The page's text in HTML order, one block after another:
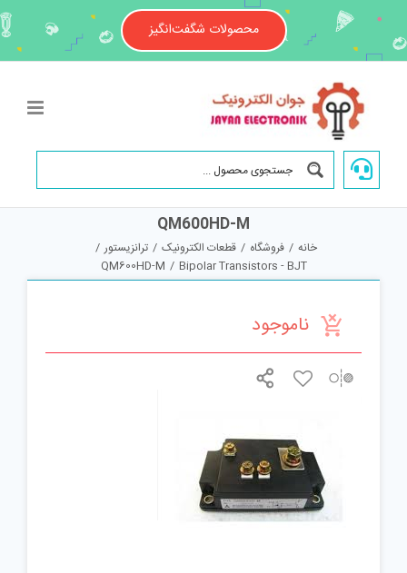
content
محصولات شگفت‌انگیز
QM600HD-M
خانه / فروشگاه / قطعات الکترونیک / ترانزیستور /
Bipolar Transistors - BJT
/
QM600HD-M
ناموجود